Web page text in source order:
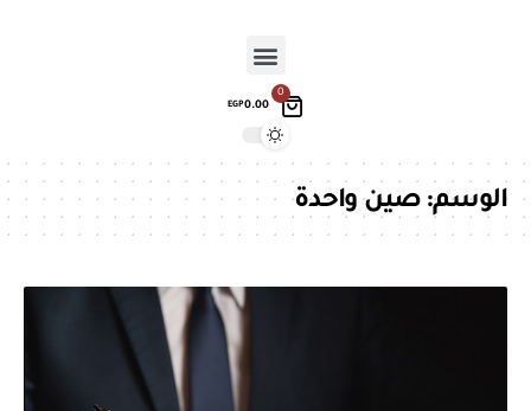
0
EGP0.00
الوسم:صين واحدة